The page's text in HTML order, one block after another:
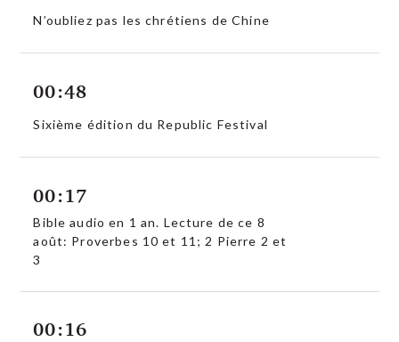
N’oubliez pas les chrétiens de Chine
00:48
Sixième édition du Republic Festival
00:17
Bible audio en 1 an. Lecture de ce 8
août: Proverbes 10 et 11; 2 Pierre 2 et
3
00:16